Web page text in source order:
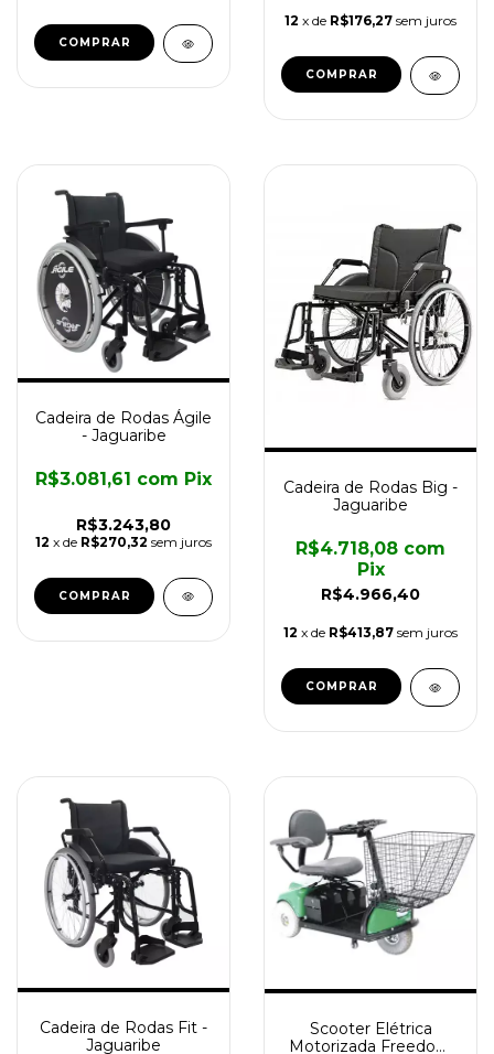
12 x de R$176,27 sem juros
Cadeira de Rodas Ágile
- Jaguaribe
R$3.243,80
R$3.081,61 com Pix
12 x de R$270,32 sem juros
Cadeira de Rodas Big -
Jaguaribe
R$4.966,40
R$4.718,08 com
Pix
12 x de R$413,87 sem juros
Cadeira de Rodas Fit -
Jaguaribe
Scooter Elétrica
Motorizada Freedom